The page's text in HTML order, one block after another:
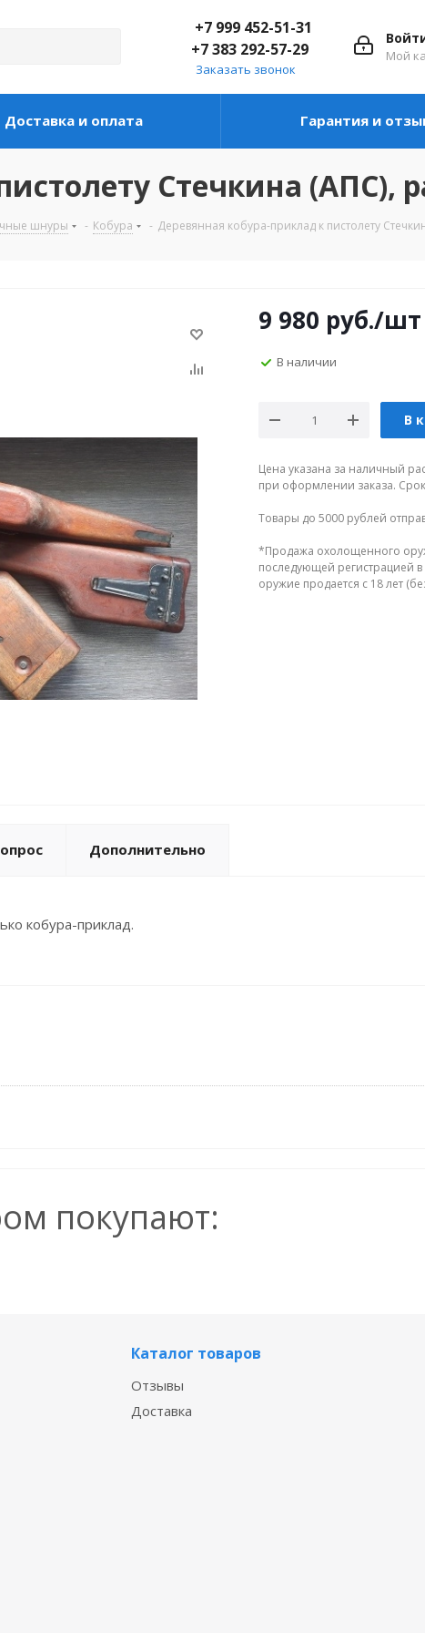
+7 999 452-51-31
+7 383 292-57-29
Заказать звонок
Доставка и оплата Гарантия и
Стечкина (АПС),
шнуры - Кобура - Деревянная кобура-приклад к пистолету
9 980 руб./шт
В наличии
В
Цена указана за наличный
при оформлении заказа. Срок
Товары до 5000 рублей
*Продажа охолощенного
последующей регистрацией
оружие продается с 18 лет
Дополнительно
кобура-приклад.
покупают:
Каталог товаров
Отзывы
Доставка